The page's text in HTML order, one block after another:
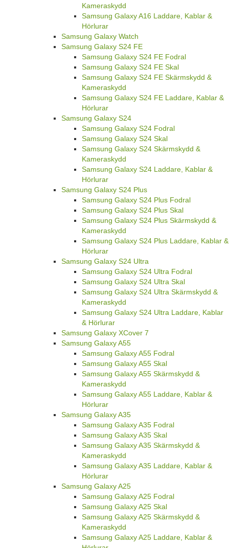
Kameraskydd
Samsung Galaxy A16 Laddare, Kablar &
Hörlurar
Samsung Galaxy Watch
Samsung Galaxy S24 FE
Samsung Galaxy S24 FE Fodral
Samsung Galaxy S24 FE Skal
Samsung Galaxy S24 FE Skärmskydd &
Kameraskydd
Samsung Galaxy S24 FE Laddare, Kablar &
Hörlurar
Samsung Galaxy S24
Samsung Galaxy S24 Fodral
Samsung Galaxy S24 Skal
Samsung Galaxy S24 Skärmskydd &
Kameraskydd
Samsung Galaxy S24 Laddare, Kablar &
Hörlurar
Samsung Galaxy S24 Plus
Samsung Galaxy S24 Plus Fodral
Samsung Galaxy S24 Plus Skal
Samsung Galaxy S24 Plus Skärmskydd &
Kameraskydd
Samsung Galaxy S24 Plus Laddare, Kablar &
Hörlurar
Samsung Galaxy S24 Ultra
Samsung Galaxy S24 Ultra Fodral
Samsung Galaxy S24 Ultra Skal
Samsung Galaxy S24 Ultra Skärmskydd &
Kameraskydd
Samsung Galaxy S24 Ultra Laddare, Kablar
& Hörlurar
Samsung Galaxy XCover 7
Samsung Galaxy A55
Samsung Galaxy A55 Fodral
Samsung Galaxy A55 Skal
Samsung Galaxy A55 Skärmskydd &
Kameraskydd
Samsung Galaxy A55 Laddare, Kablar &
Hörlurar
Samsung Galaxy A35
Samsung Galaxy A35 Fodral
Samsung Galaxy A35 Skal
Samsung Galaxy A35 Skärmskydd &
Kameraskydd
Samsung Galaxy A35 Laddare, Kablar &
Hörlurar
Samsung Galaxy A25
Samsung Galaxy A25 Fodral
Samsung Galaxy A25 Skal
Samsung Galaxy A25 Skärmskydd &
Kameraskydd
Samsung Galaxy A25 Laddare, Kablar &